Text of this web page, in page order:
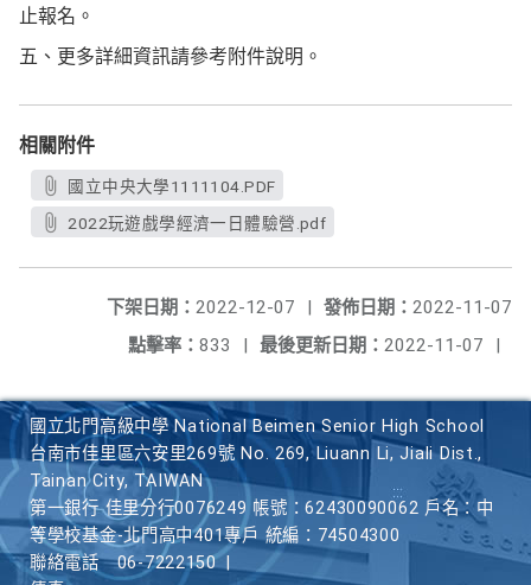
止報名。
五、更多詳細資訊請參考附件說明。
相關附件
國立中央大學1111104.PDF
2022玩遊戲學經濟一日體驗營.pdf
發佈日期： 2022-11-07
下架日期： 2022-12-07
|
最後更新日期： 2022-11-07 |
點擊率： 833 |
國立北門高級中學 National Beimen Senior High School
台南市佳里區六安里269號 No. 269, Liuann Li, Jiali Dist.,
Tainan City, TAIWAN
第一銀行 佳里分行0076249 帳號：62430090062 戶名：中
等學校基金-北門高中401專戶 統編：74504300
聯絡電話
06-7222150